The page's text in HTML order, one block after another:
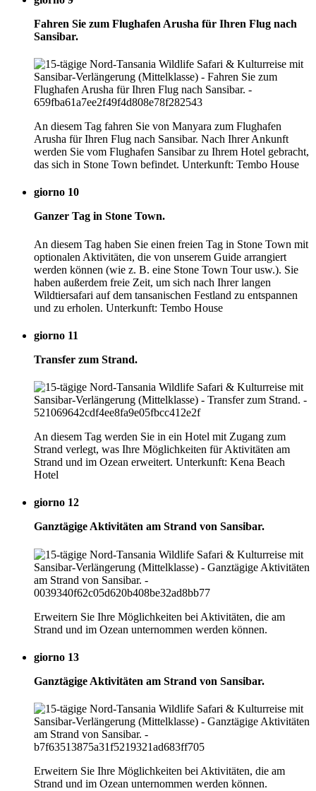
Fahren Sie zum Flughafen Arusha für Ihren Flug nach
Sansibar.
An diesem Tag fahren Sie von Manyara zum Flughafen
Arusha für Ihren Flug nach Sansibar. Nach Ihrer Ankunft
werden Sie vom Flughafen Sansibar zu Ihrem Hotel gebracht,
das sich in Stone Town befindet. Unterkunft: Tembo House
giorno 10
Ganzer Tag in Stone Town.
An diesem Tag haben Sie einen freien Tag in Stone Town mit
optionalen Aktivitäten, die von unserem Guide arrangiert
werden können (wie z. B. eine Stone Town Tour usw.). Sie
haben außerdem freie Zeit, um sich nach Ihrer langen
Wildtiersafari auf dem tansanischen Festland zu entspannen
und zu erholen. Unterkunft: Tembo House
giorno 11
Transfer zum Strand.
An diesem Tag werden Sie in ein Hotel mit Zugang zum
Strand verlegt, was Ihre Möglichkeiten für Aktivitäten am
Strand und im Ozean erweitert. Unterkunft: Kena Beach
Hotel
giorno 12
Ganztägige Aktivitäten am Strand von Sansibar.
Erweitern Sie Ihre Möglichkeiten bei Aktivitäten, die am
Strand und im Ozean unternommen werden können.
giorno 13
Ganztägige Aktivitäten am Strand von Sansibar.
Erweitern Sie Ihre Möglichkeiten bei Aktivitäten, die am
Strand und im Ozean unternommen werden können.